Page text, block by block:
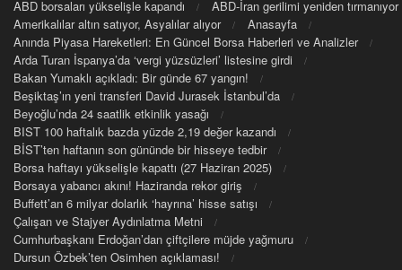
ABD borsaları yükselişle kapandı
ABD-İran gerilimi yeniden tırmanıyor
Amerikalılar altın satıyor, Asyalılar alıyor
Anasayfa
Anında Piyasa Hareketleri: En Güncel Borsa Haberleri ve Analizler
Arda Turan İspanya’da ‘vergi yüzsüzleri’ listesine girdi
Bakan Yumaklı açıkladı: Bir günde 67 yangın!
Beşiktaş’ın yeni transferi David Jurasek İstanbul’da
Beyoğlu’nda 24 saatlik etkinlik yasağı
BIST 100 haftalık bazda yüzde 2,19 değer kazandı
BİST’ten haftanın son gününde bir hisseye tedbir
Borsa haftayı yükselişle kapattı (27 Haziran 2025)
Borsaya yabancı akını! Haziranda rekor giriş
Buffett’an 6 milyar dolarlık ‘hayrına’ hisse satışı
Çalışan ve Stajyer Aydınlatma Metni
Cumhurbaşkanı Erdoğan’dan çiftçilere müjde yağmuru
Dursun Özbek’ten Osimhen açıklaması!